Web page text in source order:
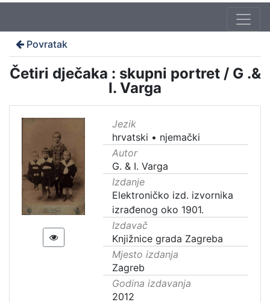
Povratak
Četiri dječaka : skupni portret / G .&
I. Varga
Jezik
hrvatski • njemački
Autor
G. & I. Varga
Izdanje
Elektroničko izd. izvornika
izrađenog oko 1901.
Izdavač
Knjižnice grada Zagreba
Mjesto izdanja
Zagreb
Godina izdavanja
2012